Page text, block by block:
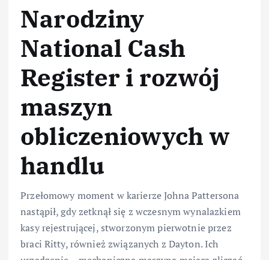
Narodziny
National Cash
Register i rozwój
maszyn
obliczeniowych w
handlu
Przełomowy moment w karierze Johna Pattersona
nastąpił, gdy zetknął się z wczesnym wynalazkiem
kasy rejestrującej, stworzonym pierwotnie przez
braci Ritty, również związanych z Dayton. Ich